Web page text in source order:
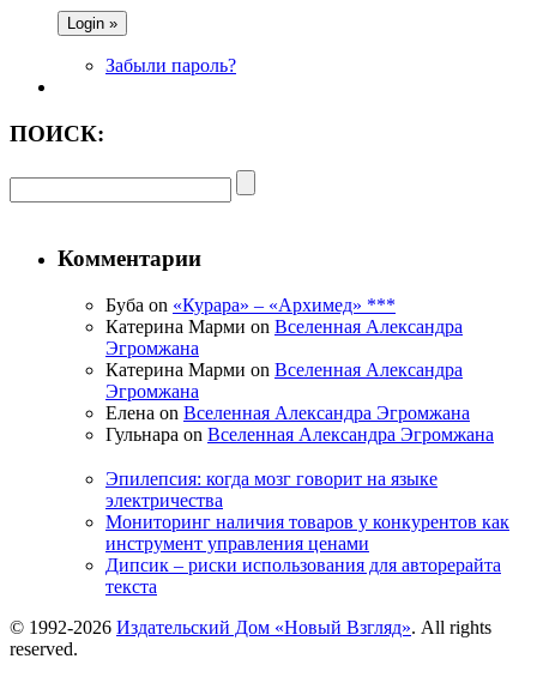
Забыли пароль?
ПОИСК:
Комментарии
Буба on «Курара» – «Архимед» ***
Катерина Марми on Вселенная Александра
Эгромжана
Катерина Марми on Вселенная Александра
Эгромжана
Елена on Вселенная Александра Эгромжана
Гульнара on Вселенная Александра Эгромжана
Эпилепсия: когда мозг говорит на языке
электричества
Мониторинг наличия товаров у конкурентов как
инструмент управления ценами
Дипсик – риски использования для авторерайта
текста
© 1992-2026 Издательский Дом «Новый Взгляд». All rights
reserved.